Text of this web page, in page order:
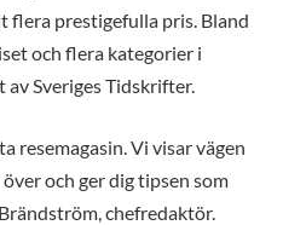
flera prestigefulla pris. Bland
och flera kategorier i
Sveriges Tidskrifter.
resemagasin. Vi visar vägen
och ger dig tipsen som
chefredaktör.